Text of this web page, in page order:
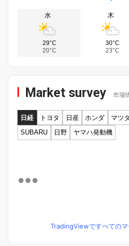
水
29°C
20°C
木
30°C
23°C
Market survey 市場
日経 トヨタ 日産 ホンダ マツ
SUBARU
日野 ヤマハ発動機
TradingViewですべての